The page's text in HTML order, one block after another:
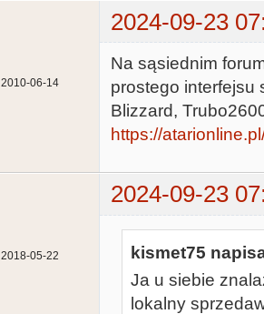
2024-09-23
2010-06-14
Na sąsiednim
prostego interfejsu
Blizzard,
https://
2024-09-23
2018-05-22
kismet75
Ja u siebie
lokalny